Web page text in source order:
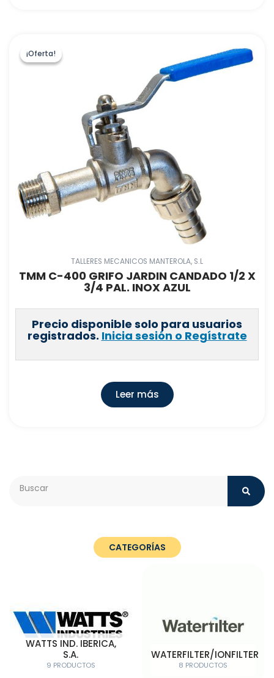
¡Oferta!
¡Oferta!
TALLERES MECANICOS MANTEROLA, S.L
TMM C-400 GRIFO JARDIN CANDADO 1/2 X
3/4 PAL. INOX AZUL
Precio disponible solo para usuarios
registrados. Inicia sesión o Regístrate
Leer más
CATEGORÍAS
WATTS IND. IBERICA,
S.A.
9 PRODUCTOS
WATERFILTER/IONFILTER
8 PRODUCTOS